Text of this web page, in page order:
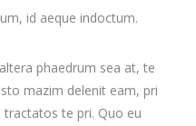
id aeque indoctum.
phaedrum sea at, te
mazim delenit eam, pri
te pri. Quo eu